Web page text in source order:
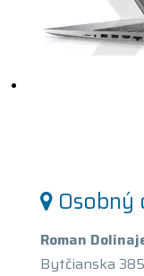
Osobný
Roman
Bytčianska